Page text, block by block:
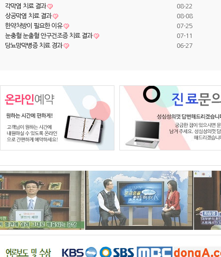
각막염 치료 결과
08-22
상공막염 치료 결과
08-08
한약처방이 필요한 이유
07-25
눈충혈 눈출혈 안구건조증 치료 결과
07-11
당뇨망막병증 치료 경과
06-27